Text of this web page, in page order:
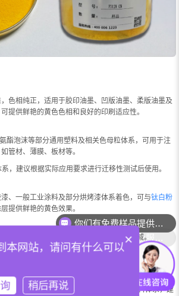
色相纯正，适用于胶印油墨、凹版油墨、柔版油墨及
提供鲜艳的黄色色相和良好的印刷适应性。
酯泡沫等部分通用塑料及相关色母粒体系，可用于注
管材、薄膜、板材等。
，建议根据实际应用要求进行迁移性测试后使用。
、一般工业涂料及部分烘烤漆体系着色，可与钛白粉
提供鲜艳的黄色效果。
、印花浆料、文教用品及其它工业着色领域。
及一般工业着色应用。
密度聚乙烯（HDPE）等加工温度较高的塑料体系，建
你们可以提供配色服务吗？
×
本网站，请问有什么可以
稍后再说